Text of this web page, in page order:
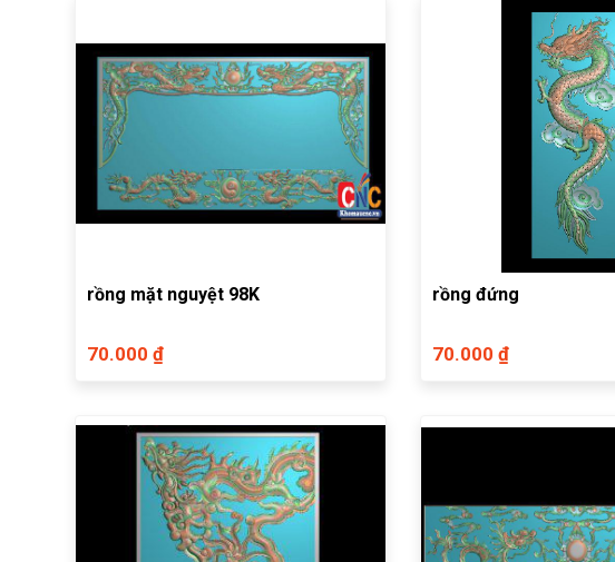
rồng mặt nguyệt 98K
70.000 ₫
rồng đứng
70.000 ₫